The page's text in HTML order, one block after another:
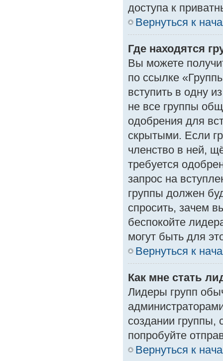
доступа к
Вернуться к
Где находятся
Вы можете
по ссылке
вступить в одну
не все группы
одобрения для
скрытыми. Если
членство в ней,
требуется
запрос на
группы должен
спросить, зачем
беспокойте
могут быть для
Вернуться к
Как мне стать
Лидеры групп
создании группы,
попробуйте
Вернуться к